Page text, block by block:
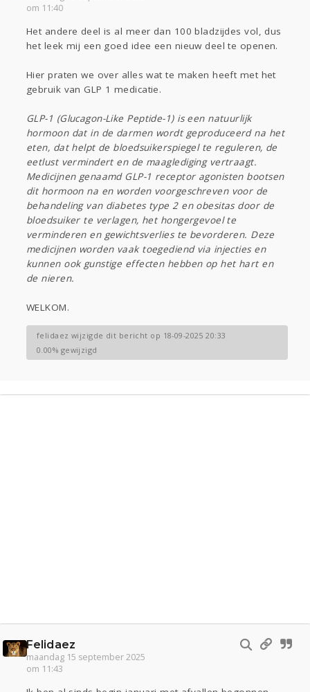
Gevraagd
Lezen
om 11:40
Het andere deel is al meer dan 100 bladzijdes vol, dus
het leek mij een goed idee een nieuw deel te openen.
Hier praten we over alles wat te maken heeft met het
gebruik van GLP 1 medicatie.
GLP-1 (Glucagon-Like Peptide-1) is een natuurlijk
hormoon dat in de darmen wordt geproduceerd na het
eten, dat helpt de bloedsuikerspiegel te reguleren, de
eetlust vermindert en de maaglediging vertraagt.
Medicijnen genaamd GLP-1 receptor agonisten bootsen
dit hormoon na en worden voorgeschreven voor de
behandeling van diabetes type 2 en obesitas door de
bloedsuiker te verlagen, het hongergevoel te
verminderen en gewichtsverlies te bevorderen. Deze
medicijnen worden vaak toegediend via injecties en
kunnen ook gunstige effecten hebben op het hart en
de nieren.
WELKOM.
felidaez wijzigde dit bericht op 18-09-2025 20:33
0.00% gewijzigd
Felidaez
maandag 15 september 2025
om 11:43